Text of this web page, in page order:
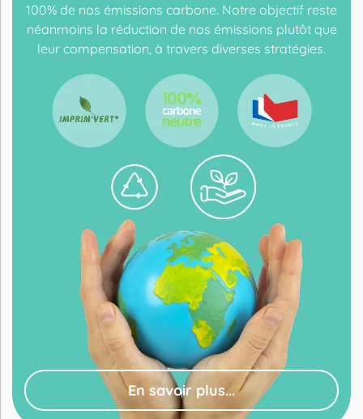
100% de nos émissions carbone. Notre objectif reste
néanmoins la réduction de nos émissions plutôt que
leur compensation, à travers diverses stratégies.
En savoir plus...